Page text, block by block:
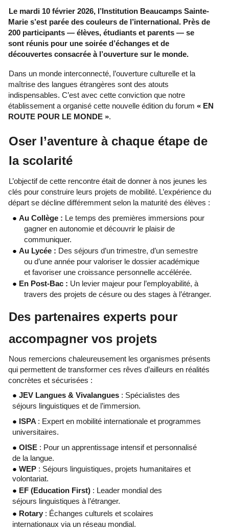
Le mardi 10 février 2026, l’Institution Beaucamps Sainte-
Marie s’est parée des couleurs de l’international. Près de
200 participants — élèves, étudiants et parents — se
sont réunis pour une soirée d’échanges et de
découvertes consacrée à l’ouverture sur le monde.
Dans un monde interconnecté, l’ouverture culturelle et la
maîtrise des langues étrangères sont des atouts
indispensables. C’est avec cette conviction que notre
établissement a organisé cette nouvelle édition du forum « EN
ROUTE POUR LE MONDE ».
Oser l’aventure à chaque étape de
la scolarité
L’objectif de cette rencontre était de donner à nos jeunes les
clés pour construire leurs projets de mobilité. L’expérience du
départ se décline différemment selon la maturité des élèves :
● Au Collège : Le temps des premières immersions pour
gagner en autonomie et découvrir le plaisir de
communiquer.
● Au Lycée : Des séjours d’un trimestre, d’un semestre
ou d’une année pour valoriser le dossier académique
et favoriser une croissance personnelle accélérée.
● En Post-Bac : Un levier majeur pour l’employabilité, à
travers des projets de césure ou des stages à l’étranger.
Des partenaires experts pour
accompagner vos projets
Nous remercions chaleureusement les organismes présents
qui permettent de transformer ces rêves d’ailleurs en réalités
concrètes et sécurisées :
● JEV Langues & Vivalangues : Spécialistes des
séjours linguistiques et de l’immersion.
● ISPA : Expert en mobilité internationale et programmes
universitaires.
● OISE : Pour un apprentissage intensif et personnalisé
de la langue.
● WEP : Séjours linguistiques, projets humanitaires et
volontariat.
● EF (Education First) : Leader mondial des
séjours linguistiques à l’étranger.
● Rotary : Échanges culturels et scolaires
internationaux via un réseau mondial.